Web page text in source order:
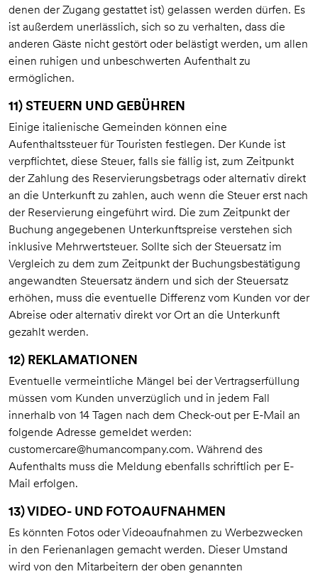
denen der Zugang gestattet ist) gelassen werden dürfen. Es
ist außerdem unerlässlich, sich so zu verhalten, dass die
anderen Gäste nicht gestört oder belästigt werden, um allen
einen ruhigen und unbeschwerten Aufenthalt zu
ermöglichen.
11) STEUERN UND GEBÜHREN
Einige italienische Gemeinden können eine
Aufenthaltssteuer für Touristen festlegen. Der Kunde ist
verpflichtet, diese Steuer, falls sie fällig ist, zum Zeitpunkt
der Zahlung des Reservierungsbetrags oder alternativ direkt
an die Unterkunft zu zahlen, auch wenn die Steuer erst nach
der Reservierung eingeführt wird. Die zum Zeitpunkt der
Buchung angegebenen Unterkunftspreise verstehen sich
inklusive Mehrwertsteuer. Sollte sich der Steuersatz im
Vergleich zu dem zum Zeitpunkt der Buchungsbestätigung
angewandten Steuersatz ändern und sich der Steuersatz
erhöhen, muss die eventuelle Differenz vom Kunden vor der
Abreise oder alternativ direkt vor Ort an die Unterkunft
gezahlt werden.
12) REKLAMATIONEN
Eventuelle vermeintliche Mängel bei der Vertragserfüllung
müssen vom Kunden unverzüglich und in jedem Fall
innerhalb von 14 Tagen nach dem Check-out per E-Mail an
folgende Adresse gemeldet werden:
customercare@humancompany.com. Während des
Aufenthalts muss die Meldung ebenfalls schriftlich per E-
Mail erfolgen.
13) VIDEO- UND FOTOAUFNAHMEN
Es könnten Fotos oder Videoaufnahmen zu Werbezwecken
in den Ferienanlagen gemacht werden. Dieser Umstand
wird von den Mitarbeitern der oben genannten